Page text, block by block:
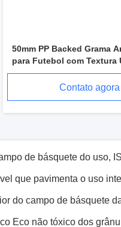
50mm PP Backed Grama
para Futebol com Textura
Durável para Campos de
Contato agora